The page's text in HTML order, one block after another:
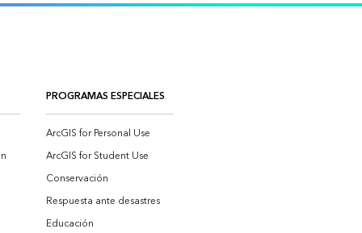
PROGRAMAS ESPECIALES
ArcGIS for Personal Use
ArcGIS for Student Use
Conservación
Respuesta ante desastres
Educación